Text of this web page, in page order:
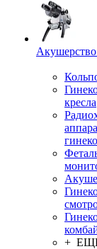
кресла
+